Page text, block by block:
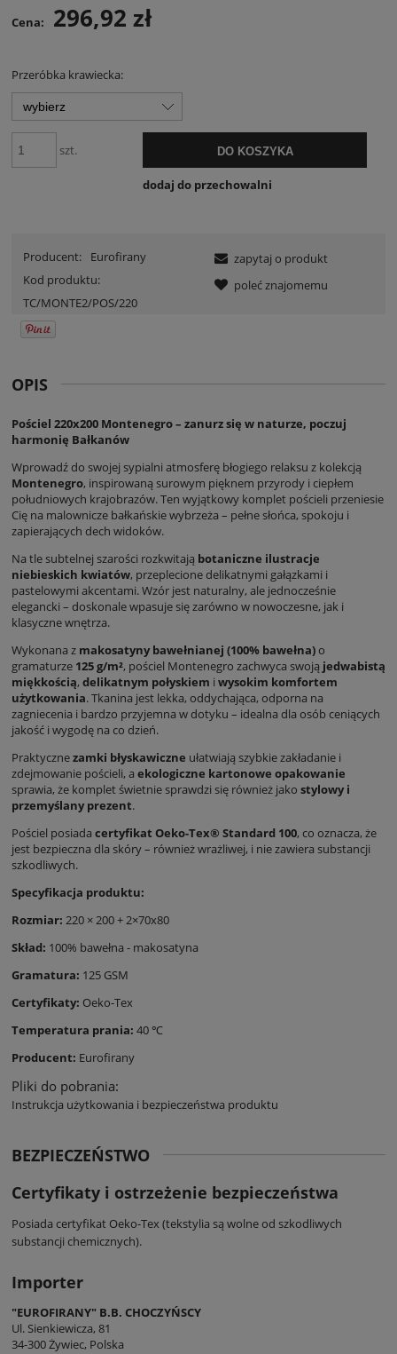
Cena: 296,92 zł
Przeróbka krawiecka:
szt. DO KOSZYKA
dodaj do przechowalni
Producent:
Eurofirany
Kod produktu:
TC/MONTE2/POS/220
zapytaj o produkt
poleć znajomemu
OPIS
Pościel 220x200 Montenegro – zanurz się w naturze, poczuj
harmonię Bałkanów
Wprowadź do swojej sypialni atmosferę błogiego relaksu z kolekcją
Montenegro, inspirowaną surowym pięknem przyrody i ciepłem
południowych krajobrazów. Ten wyjątkowy komplet pościeli przeniesie
Cię na malownicze bałkańskie wybrzeża – pełne słońca, spokoju i
zapierających dech widoków.
Na tle subtelnej szarości rozkwitają botaniczne ilustracje
niebieskich kwiatów, przeplecione delikatnymi gałązkami i
pastelowymi akcentami. Wzór jest naturalny, ale jednocześnie
elegancki – doskonale wpasuje się zarówno w nowoczesne, jak i
klasyczne wnętrza.
Wykonana z makosatyny bawełnianej (100% bawełna)o
gramaturze 125 g/m², pościel Montenegro zachwyca swoją jedwabistą
miękkością, delikatnym połyskiem i wysokim komfortem
użytkowania. Tkanina jest lekka, oddychająca, odporna na
zagniecenia i bardzo przyjemna w dotyku – idealna dla osób ceniących
jakość i wygodę na co dzień.
Praktycznezamki błyskawiczne ułatwiają szybkie zakładanie i
zdejmowanie pościeli, a ekologiczne kartonowe opakowanie
sprawia, że komplet świetnie sprawdzi się również jako stylowy i
przemyślany prezent.
Pościel posiada certyfikat Oeko-Tex® Standard 100, co oznacza, że
jest bezpieczna dla skóry – również wrażliwej, i nie zawiera substancji
szkodliwych.
Specyfikacja produktu:
Rozmiar: 220 × 200 + 2×70x80
Skład: 100% bawełna - makosatyna
Gramatura: 125 GSM
Certyfikaty: Oeko-Tex
Temperatura prania: 40 ℃
Producent: Eurofirany
Pliki do pobrania:
Instrukcja użytkowania i bezpieczeństwa produktu
BEZPIECZEŃSTWO
Certyfikaty i ostrzeżenie bezpieczeństwa
Posiada certyfikat Oeko-Tex (tekstylia są wolne od szkodliwych
substancji chemicznych).
Importer
"EUROFIRANY" B.B. CHOCZYŃSCY
Ul. Sienkiewicza, 81
34-300 Żywiec, Polska